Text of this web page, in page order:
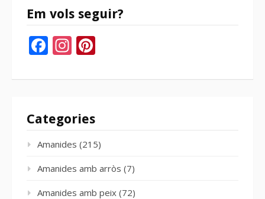
Em vols seguir?
Facebook
Instagram
Categories
Amanides (215)
Amanides amb arròs (7)
Amanides amb peix (72)